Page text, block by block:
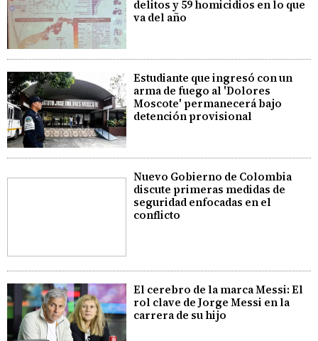
delitos y 59 homicidios en lo que
va del año
Estudiante que ingresó con un
arma de fuego al 'Dolores
Moscote' permanecerá bajo
detención provisional
Nuevo Gobierno de Colombia
discute primeras medidas de
seguridad enfocadas en el
conflicto
El cerebro de la marca Messi: El
rol clave de Jorge Messi en la
carrera de su hijo